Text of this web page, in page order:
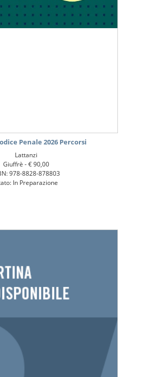
Penale 2026 Percorsi
Lattanzi
Giuffrè -€ 90,00
978-8828-878803
In Preparazione